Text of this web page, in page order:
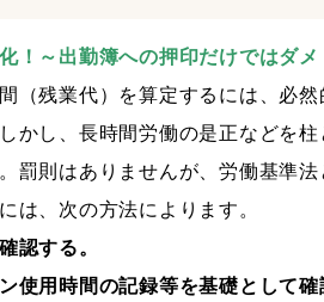
！～出勤簿への押印だけではダメ
（残業代）を算定するには、必
かし、長時間労働の是正などを
罰則はありませんが、労働基準
は、次の方法によります。
認する。
用時間の記録等を基礎として確